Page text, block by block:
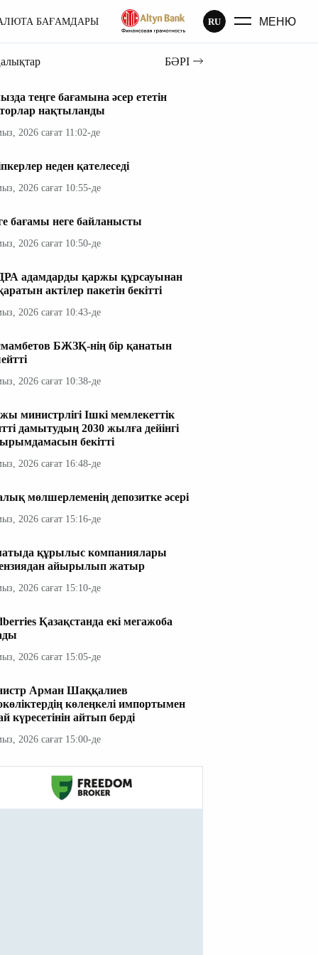
БАҒАМДАРЫ RU МЕНЮ
БӘРІ
теңге бағамына әсер ететін
нақтыланды
2026 сағат 11:02-де
неден қателеседі
2026 сағат 10:55-де
бағамы неге байланысты
2026 сағат 10:50-де
адамдарды қаржы құрсауынан
актілер пакетін бекітті
2026 сағат 10:43-де
БЖЗҚ-нің бір қанатын
2026 сағат 10:38-де
министрлігі Ішкі мемлекеттік
дамытудың 2030 жылға дейінгі
бекітті
2026 сағат 16:48-де
мөлшерлеменің депозитке әсері
2026 сағат 15:16-де
құрылыс компаниялары
айырылып жатыр
2026 сағат 15:10-де
Қазақстанда екі мегажоба
2026 сағат 15:05-де
Арман Шаққалиев
көлеңкелі импортымен
күресетінін айтып берді
2026 сағат 15:00-де